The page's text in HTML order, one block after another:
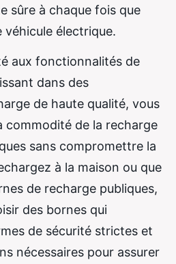
sûre à chaque fois que
électrique.
aux fonctionnalités de
dans des
de haute qualité, vous
commodité de la recharge
sans compromettre la
à la maison ou que
de recharge publiques,
des bornes qui
de sécurité strictes et
nécessaires pour assurer